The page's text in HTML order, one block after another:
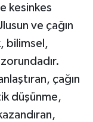
kesinkes
ve çağın
bilimsel,
çağın
düşünme,